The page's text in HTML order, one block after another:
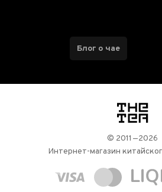
Блог о чае
логотип
© 2011—2026
Интернет-магазин